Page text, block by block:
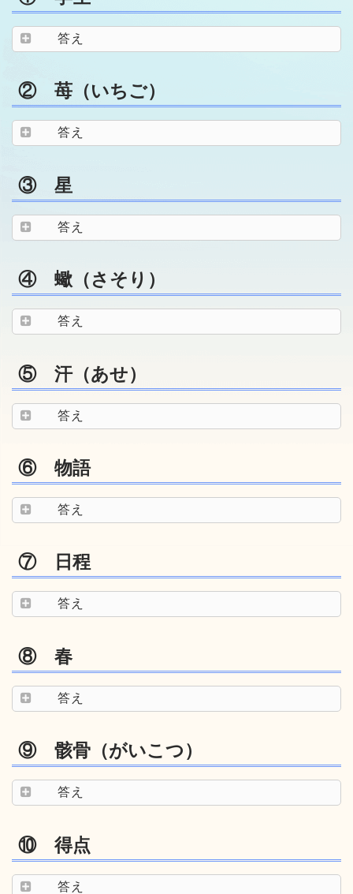
答え
② 苺（いちご）
答え
③ 星
答え
④ 蠍（さそり）
答え
⑤ 汗（あせ）
答え
⑥ 物語
答え
⑦ 日程
答え
⑧ 春
答え
⑨ 骸骨（がいこつ）
答え
⑩ 得点
答え